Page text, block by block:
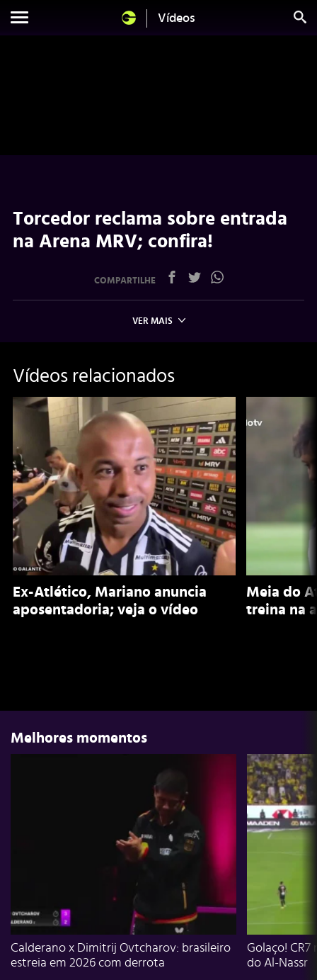
Vídeos
Torcedor reclama sobre entrada
na Arena MRV; confira!
COMPARTILHE
VER MAIS
Vídeos relacionados
Ex-Atlético, Mariano anuncia
aposentadoria; veja o vídeo
Meia do
treina na
Melhores momentos
Calderano x Dimitrij Ovtcharov: brasileiro
estreia em 2026 com derrota
Golaço!
do Al-Nassr